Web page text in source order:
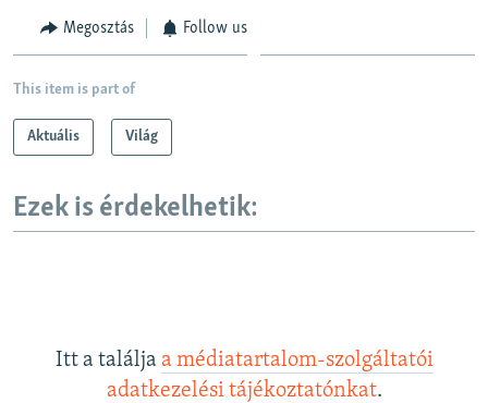
Megosztás Follow us
This item is part of
Aktuális Világ
Ezek is érdekelhetik:
Itt a találja a médiatartalom-szolgáltatói
adatkezelési tájékoztatónkat.